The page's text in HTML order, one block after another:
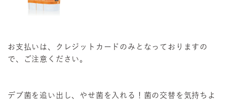
お支払いは、クレジットカードのみとなっておりますの
で、ご注意ください。
デブ菌を追い出し、やせ菌を入れる！菌の交替を気持ちよ